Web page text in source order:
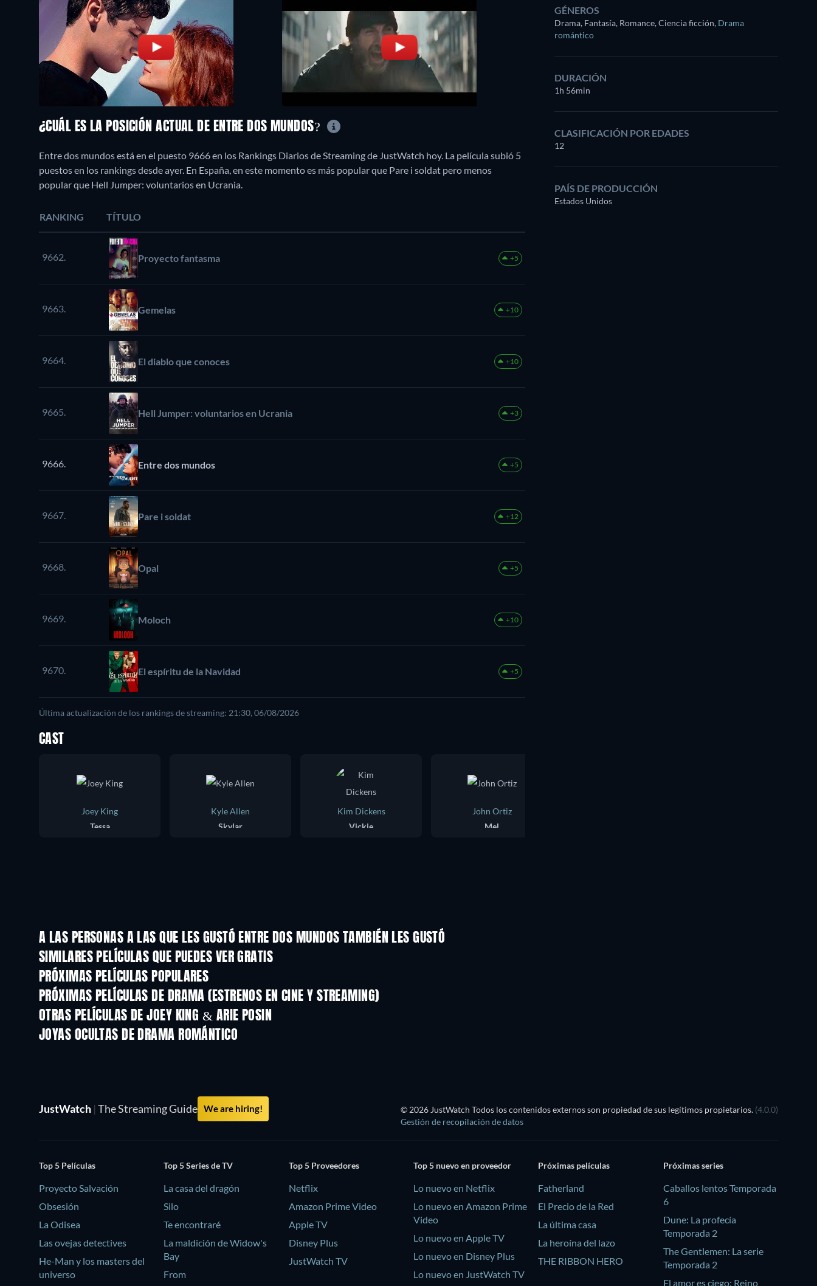
GÉNEROS
Drama, Fantasía, Romance, Ciencia ficción, Drama
romántico
DURACIÓN
1h 56min
CLASIFICACIÓN POR EDADES
12
PAÍS DE PRODUCCIÓN
Estados Unidos
¿CUÁL ES LA POSICIÓN ACTUAL DE ENTRE DOS MUNDOS?
Entre dos mundos está en el puesto 9666 en los Rankings Diarios de Streaming de JustWatch hoy. La película subió 5
puestos en los rankings desde ayer. En España, en este momento es más popular que Pare i soldat pero menos
popular que Hell Jumper: voluntarios en Ucrania.
RANKING TÍTULO
9662. Proyecto fantasma +5
9663. Gemelas +10
9664. El diablo que conoces +10
9665. Hell Jumper: voluntarios en Ucrania +3
9666. Entre dos mundos +5
9667. Pare i soldat +12
9668. Opal +5
9669. Moloch +10
9670. El espíritu de la Navidad +5
Última actualización de los rankings de streaming: 21:30, 06/08/2026
CAST
Joey King
Tessa
Kyle Allen
Skylar
Kim Dickens
Vickie
John Ortiz
Mel
A LAS PERSONAS A LAS QUE LES GUSTÓ ENTRE DOS MUNDOS TAMBIÉN LES GUSTÓ
SIMILARES PELÍCULAS QUE PUEDES VER GRATIS
PRÓXIMAS PELÍCULAS POPULARES
PRÓXIMAS PELÍCULAS DE DRAMA (ESTRENOS EN CINE Y STREAMING)
OTRAS PELÍCULAS DE JOEY KING & ARIE POSIN
JOYAS OCULTAS DE DRAMA ROMÁNTICO
JustWatch | The Streaming Guide We are hiring! © 2026 JustWatch Todos los contenidos externos son propiedad de sus legítimos propietarios. (4.0.0)
Gestión de recopilación de datos
Top 5 Películas
Proyecto Salvación
Obsesión
La Odisea
Las ovejas detectives
He-Man y los masters del
universo
Top 5 Series de TV
La casa del dragón
Silo
Te encontraré
La maldición de Widow's
Bay
From
Top 5 Proveedores
Netflix
Amazon Prime Video
Apple TV
Disney Plus
JustWatch TV
Top 5 nuevo en proveedor
Lo nuevo en Netflix
Lo nuevo en Amazon Prime
Video
Lo nuevo en Apple TV
Lo nuevo en Disney Plus
Lo nuevo en JustWatch TV
Próximas películas
Fatherland
El Precio de la Red
La última casa
La heroína del lazo
THE RIBBON HERO
Próximas series
Caballos lentos Temporada
6
Dune: La profecía
Temporada 2
The Gentlemen: La serie
Temporada 2
El amor es ciego: Reino